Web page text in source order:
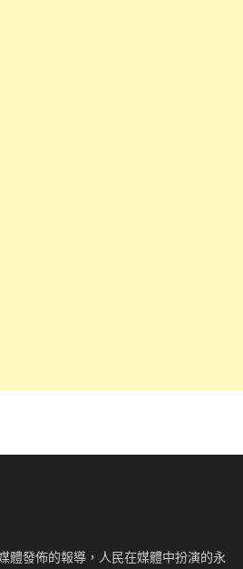
體發佈的報導，人民在媒體中扮演的永